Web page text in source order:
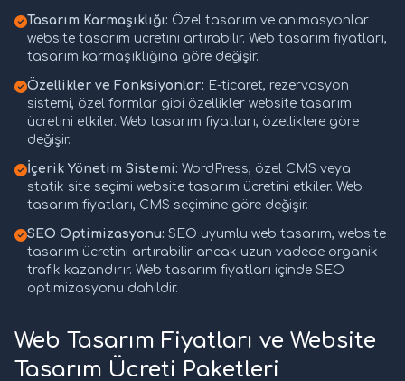
Tasarım Karmaşıklığı: Özel tasarım ve animasyonlar
website tasarım ücretini artırabilir. Web tasarım fiyatları,
tasarım karmaşıklığına göre değişir.
Özellikler ve Fonksiyonlar: E-ticaret, rezervasyon
sistemi, özel formlar gibi özellikler website tasarım
ücretini etkiler. Web tasarım fiyatları, özelliklere göre
değişir.
İçerik Yönetim Sistemi: WordPress, özel CMS veya
statik site seçimi website tasarım ücretini etkiler. Web
tasarım fiyatları, CMS seçimine göre değişir.
SEO Optimizasyonu: SEO uyumlu web tasarım, website
tasarım ücretini artırabilir ancak uzun vadede organik
trafik kazandırır. Web tasarım fiyatları içinde SEO
optimizasyonu dahildir.
Web Tasarım Fiyatları ve Website
Tasarım Ücreti Paketleri